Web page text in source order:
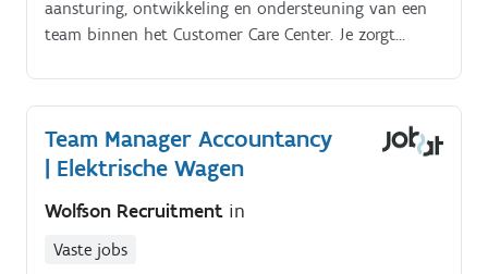
aansturing, ontwikkeling en ondersteuning van een
team binnen het Customer Care Center. Je zorgt
enthousiaste, kwalitatieve en efficiënte manier verder
helpen (via telefoon, mail of digitale kanalen).
Team Manager Accountancy
| Elektrische Wagen
Wolfson Recruitment in
Vaste jobs